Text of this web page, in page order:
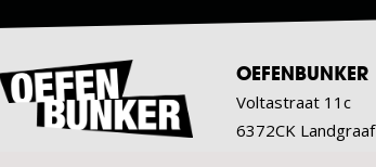
OEFENBUNKER
Voltastraat 11c
6372CK Landgraaf